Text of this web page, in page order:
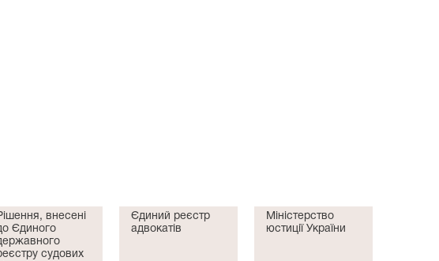
внесені
Єдиного
судових
Єдиний реєстр
адвокатів
Міністерство
юстиції України